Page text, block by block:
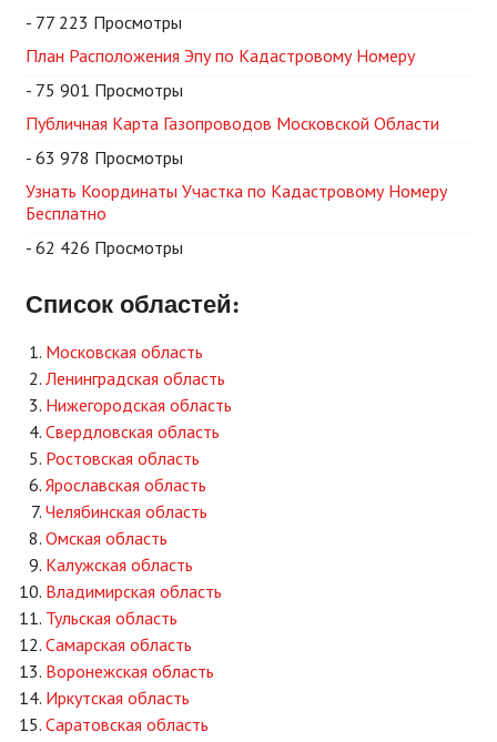
- 77 223 Просмотры
План Расположения Эпу по Кадастровому Номеру
- 75 901 Просмотры
Публичная Карта Газопроводов Московской Области
- 63 978 Просмотры
Узнать Координаты Участка по Кадастровому Номеру
Бесплатно
- 62 426 Просмотры
Список областей:
Московская область
Ленинградская область
Нижегородская область
Свердловская область
Ростовская область
Ярославская область
Челябинская область
Омская область
Калужская область
Владимирская область
Тульская область
Самарская область
Воронежская область
Иркутская область
Саратовская область